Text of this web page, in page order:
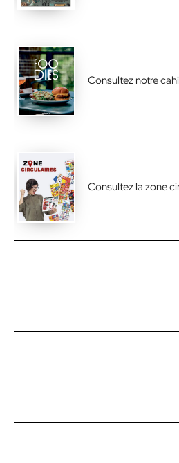
Consultez notre
Consultez la zone